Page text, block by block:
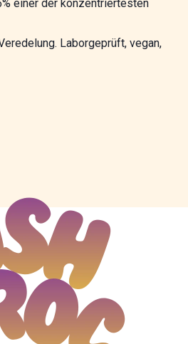
einer der konzentriertesten
Laborgeprüft, vegan,